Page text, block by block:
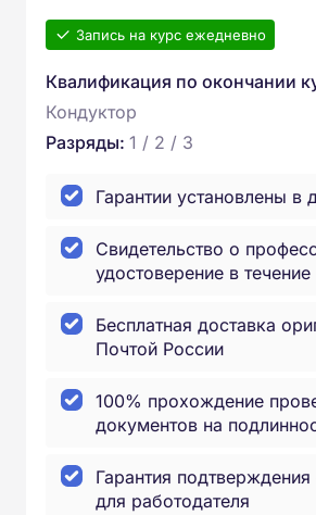
Запись на курс ежедневно
Квалификация по окончании
Кондуктор
Разряды: 1 / 2 / 3
Гарантии установлены в
Свидетельство о
удостоверение в
Бесплатная доставка
Почтой России
100% прохождение
документов на
Гарантия
для работодателя